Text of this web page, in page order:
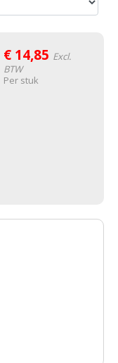
€ 14,85 Excl.
BTW
Per stuk